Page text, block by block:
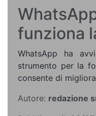
funziona
WhatsApp ha
strumento per la
consente di
Autore: redazione